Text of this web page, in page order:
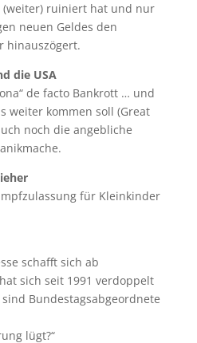
(weiter) ruiniert hat und nur
neuen Geldes den
hinauszögert.
die USA
de facto Bankrott … und
weiter kommen soll (Great
noch die angebliche
für Kleinkinder
schafft sich ab
sich seit 1991 verdoppelt
Bundestagsabgeordnete
lügt?“